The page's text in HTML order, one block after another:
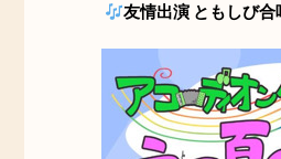
友情出演 ともしび合